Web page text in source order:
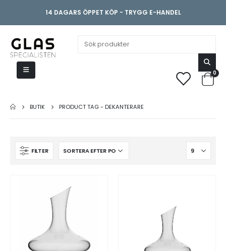
14 DAGARS ÖPPET KÖP - TRYGG E-HANDEL
0
BUTIK PRODUCT TAG -DEKANTERARE
FILTER